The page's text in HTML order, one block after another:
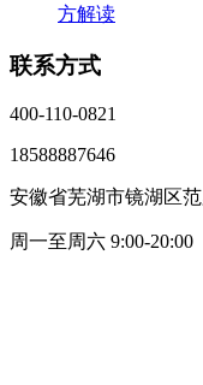
方解读
联系方式
400-110-0821
18588887646
安徽省芜湖市镜湖区
周一至周六 9:00-20:00